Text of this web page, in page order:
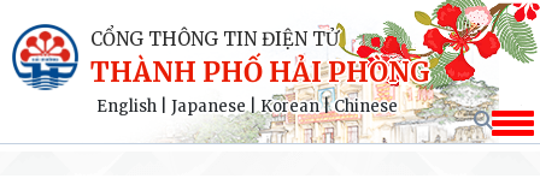
CỔNG THÔNG TIN ĐIỆN TỬ
THÀNH PHỐ HẢI PHÒNG
English Japanese|Korean|Chinese